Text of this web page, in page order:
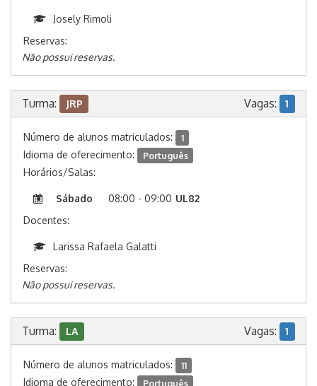
Josely Rimoli
Reservas:
Não possui reservas.
Turma: JRP Vagas: 1
Número de alunos matriculados: 1
Idioma de oferecimento: Português
Horários/Salas:
Sábado 08:00 - 09:00 UL82
Docentes:
Larissa Rafaela Galatti
Reservas:
Não possui reservas.
Turma: LA Vagas: 1
Número de alunos matriculados: 11
Idioma de oferecimento: Português